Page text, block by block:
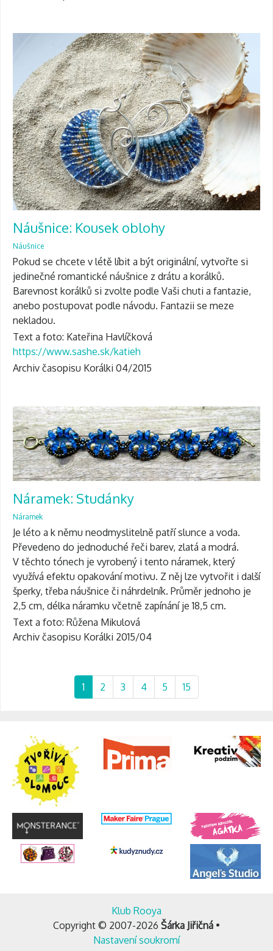
Náušnice: Kousek oblohy
Náušnice
Pokud se chcete v létě líbit a být originální, vytvořte si
jedinečné romantické náušnice z drátu a korálků.
Barevnost korálků si zvolte podle Vaši chuti a fantazie,
anebo postupovat podle návodu. Fantazii se meze
nekladou.
Text a foto: Kateřina Havlíčková
https://www.sashe.sk/katieh
Archiv časopisu Korálki 04/2015
Náramek: Studánky
Náramek
Je léto a k němu neodmyslitelně patří slunce a voda.
Převedeno do jednoduché řeči barev, zlatá a modrá.
V těchto tónech je vyrobený i tento náramek, který
využívá efektu opakování motivu. Z něj lze vytvořit i další
šperky, třeba náušnice či náhrdelník. Průměr jednoho je
2,5 cm, délka náramku včetně zapínání je 18,5 cm.
Text a foto: Růžena Mikulová
Archiv časopisu Korálki 2015/04
1 2 3 4 5 15
Klub Rooya
Copyright © 2007-2026 Šárka Jiřičná •
Nastavení soukromí